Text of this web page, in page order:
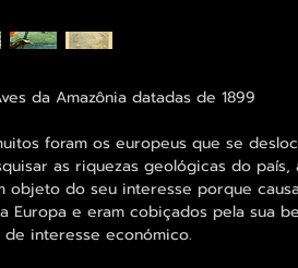
da Amazônia datadas de 1899
foram os europeus que se
as riquezas geológicas do país,
objeto do seu interesse porque
Europa e eram cobiçados pela sua
interesse económico.